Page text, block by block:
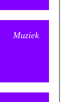
Muziek